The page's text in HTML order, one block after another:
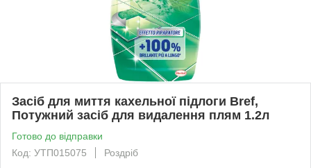
Засіб для миття кахельної підлоги Bref,
Потужний засіб для видалення плям 1.2л
Готово до відправки
Код: УТП015075
Роздріб